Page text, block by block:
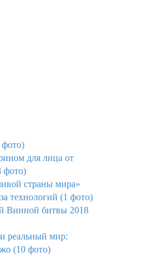
фото)
для лица от
фото)
страны мира»
технологий (1 фото)
Винной битвы 2018
реальный мир:
(10 фото)